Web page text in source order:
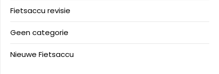
Fietsaccu revisie
Geen categorie
Nieuwe Fietsaccu